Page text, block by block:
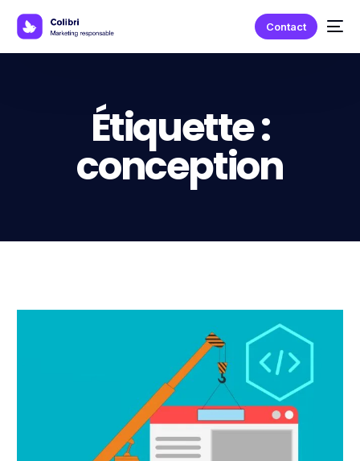
Contact
Étiquette :
conception